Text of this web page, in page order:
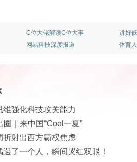
不止是看客
《我的爸爸是条龙》
顶级
红彩
强化科技攻关能力
｜来中国“Cool一夏”
折射出西方霸权焦虑
了一个人，瞬间哭红双眼！